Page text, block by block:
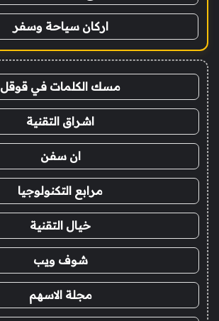
اركان سياحة وسفر
مسك الكلمات في قوقل
اشراق التقنية
ان سفن
مرابع التكنولوجيا
خيال التقنية
شوف ويب
مجلة الاسهم